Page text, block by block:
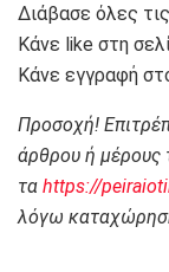
Διάβασε όλες
Κάνε like στη
Κάνε εγγραφή
Προσοχή!
άρθρου ή μέρους
τα https://
λόγω